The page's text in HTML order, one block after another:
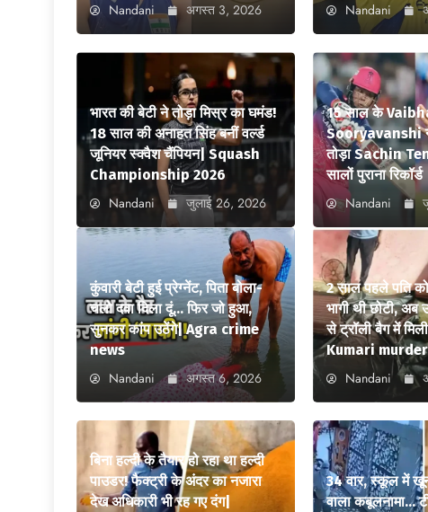
Nandani अगस्त 3, 2026 Nandani
भारत की बेटी ने तोड़ा मिस्र का घमंड!
18 साल की अनाहत सिंह बनीं वर्ल्ड
जूनियर स्क्वैश चैंपियन| Squash
Championship 2026
Nandani जुलाई 26, 2026
15 साल के
Sooryavanshi ने
तोड़ा Sachin
सालों पुराना रिकॉर्ड
Nandani
कुंवारी बेटी हुई प्रेग्नेंट, पिता बोला-
चलो दवा दिला दूं… फिर जो हुआ,
सुनकर कांप उठेंगे| Agra crime
news
Nandani अगस्त 6, 2026
2 साल पहले पति
भागी थी छोटी,
से ट्रॉली बैग में
Kumari murder
Nandani
बिना हल्दी के तैयार हो रहा था हल्दी
पाउडर! फैक्ट्री के अंदर का नजारा
देख अधिकारी भी रह गए दंग|
34 वार, स्कूल में
वाला कबूलनामा…